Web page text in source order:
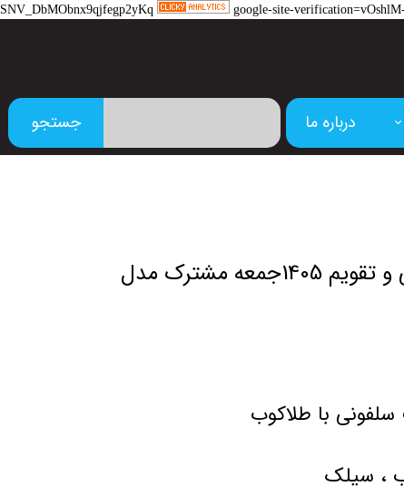
SNV_DbMObnx9qjfegp2yKq google-site-
درباره ما جستجو
ست سر رسید سلفونی و تقویم 1405جمعه مشترک مدل
با طلاکوب
، سیلک